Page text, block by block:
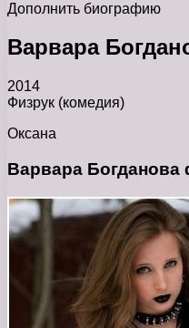
Дополнить биографию
Варвара
2014
Физрук (комедия)
Оксана
Варвара Богданова